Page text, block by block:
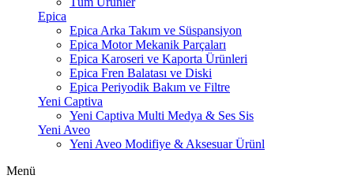
Epica
Epica Arka Takım ve Süspansiyon
Epica Motor Mekanik Parçaları
Epica Karoseri ve Kaporta Ürünleri
Epica Fren Balatası ve Diski
Epica Periyodik Bakım ve Filtre
Yeni Captiva
Yeni Captiva Multi Medya & Ses Sis
Yeni Aveo
Yeni Aveo Modifiye & Aksesuar Ürünl
Menü